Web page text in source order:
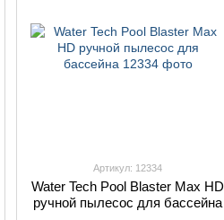
Артикул: 12334
Water Tech Pool Blaster Max HD
ручной пылесос для бассейна